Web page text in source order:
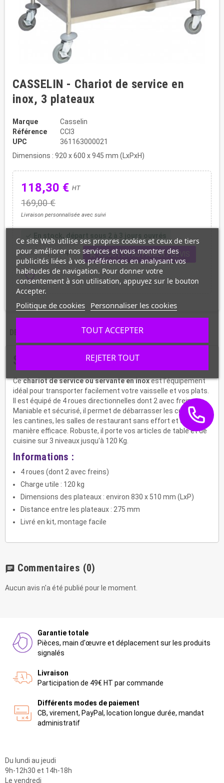
CASSELIN - Chariot de service en
inox, 3 plateaux
Marque
Casselin
Référence
CCI3
UPC
361163000021
Dimensions : 920 x 600 x 945 mm (LxPxH)
118,30 € HT
169,00 €
Livraison personnalisée avec suivi
remove add shopping_cartAJOUTER AU PANIER / DEVIS
favorite_border
CARACTÉRISTIQUES
Servante inox avec 3 niveaux
Cechariot de service ou servante en inoxest l'équipement
idéal pour transporter facilement votre vaisselle et vos plats.
Il est équipé de 4 roues directionnelles dont 2 avec frein.
Maniable et sécurisé, il permet de débarrasser les cuisines,
les cantines, les salles de restaurant sans effort et de
manière efficace. Robuste, il porte vos articles de table et de
cuisine sur 3 niveaux jusqu'à 120 Kg.
Informations :
4 roues (dont 2 avec freins)
Charge utile : 120 kg
Dimensions des plateaux : environ 830 x 510 mm (LxP)
Distance entre les plateaux : 275 mm
Livré en kit, montage facile
chat Commentaires (0)
Aucun avis n'a été publié pour le moment.
Garantie totale
Pièces, main d'œuvre et déplacement sur les produits
signalés
Livraison
Participation de 49€ HT par commande
Différents modes de paiement
CB, virement, PayPal, location longue durée, mandat
administratif
Du lundi au jeudi
9h-12h30 et 14h-18h
Le vendredi
Ce site Web utilise ses propres cookies et ceux de tiers
pour améliorer nos services et vous montrer des
publicités liées à vos préférences en analysant vos
habitudes de navigation. Pour donner votre
consentement à son utilisation, appuyez sur le bouton
Accepter.
Politique de cookies Personnaliser les cookies
REJETER TOUT
TOUT ACCEPTER